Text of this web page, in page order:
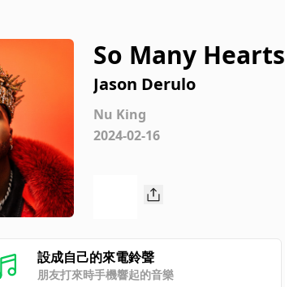
So Many Hearts
Jason Derulo
Nu King
2024-02-16
設成自己的來電鈴聲
朋友打來時手機響起的音樂